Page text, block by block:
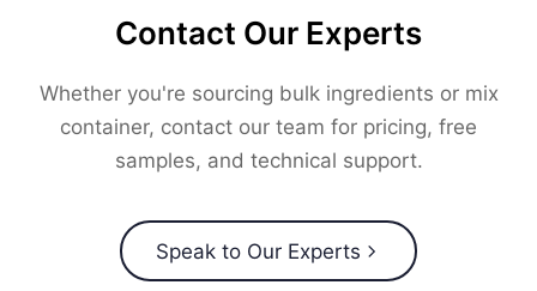
Contact Our Experts
Whether you're sourcing bulk ingredients or mix
container, contact our team for pricing, free
samples, and technical support.
Speak to Our Experts